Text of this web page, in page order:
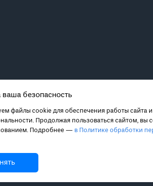
безопасность
файлы cookie для обеспечения работы сайта
Продолжая пользоваться сайтом, вы
Подробнее — в Политике обработки
выбора метода лечения обратитесь за
и связанных с ними рисках, чтобы принять